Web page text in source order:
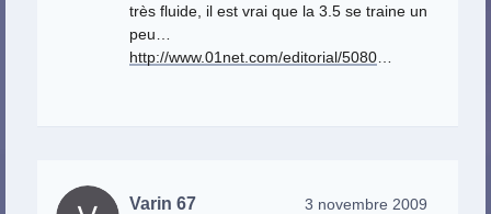
très fluide, il est vrai que la 3.5 se traine un
peu…
http://www.01net.com/editorial/5080
Varin 67 3 novembre 2009